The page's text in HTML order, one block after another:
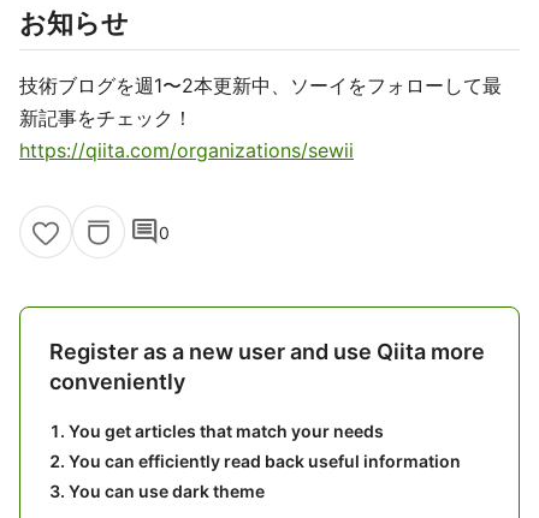
お知らせ
技術ブログを週1〜2本更新中、ソーイをフォローして最
新記事をチェック！
https://qiita.com/organizations/sewii
comment0
Register as a new user and use Qiita more
conveniently
You get articles that match your needs
You can efficiently read back useful information
You can use dark theme